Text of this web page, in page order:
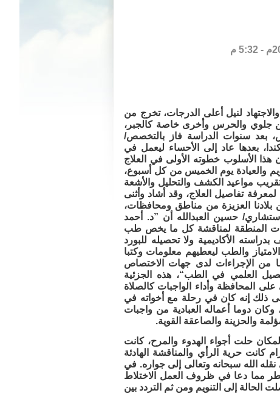
لنيل أعلى الدرجات، تخرج من
جلوي والحرس وأخرى خاصة كالجبر،
بعد سنوات الدراسة فاز بالتخصص/
بعدها عاد إلى الأحساء ليعمل في
الأسلوب خطوته الأولى في العلاج
والعيادة يوم الخميس من كل أسبوع،
مواعيد الكشف والتحليل والأشعة
تفاصيل العلاج، وقد أشاد وأثنى
بلادنا العزيزة من مناطق ومحافظات،
حسين العبدالله أن ”د. أحمد
المنطقة لمناقشة كل ما يخص طب
الأكاديمية ولا تحصيله للبورد
والطب ليعطيهم معلومات وكتبا
من الإجراءات لدى جهات الاختصاص
العلمي في الطب“، هذه الجزئية
على المحافظة وأداء الواجبات كالصلاة
ذلك إنه كان في رحلة مع أخواته في
دوما أعماله العبادية من واجبات
والحزينة والصاعقة القوية.
حلت أجواء الهدوء والمرح، كانت
كانت حرية الرأي والمناقشة الهادئة
الله سبحانه وتعالى إلى جواره. في
مما دعا في ظروف العمل الاختلاط
الحالة إلى التنويم ومن ثم التردد بين